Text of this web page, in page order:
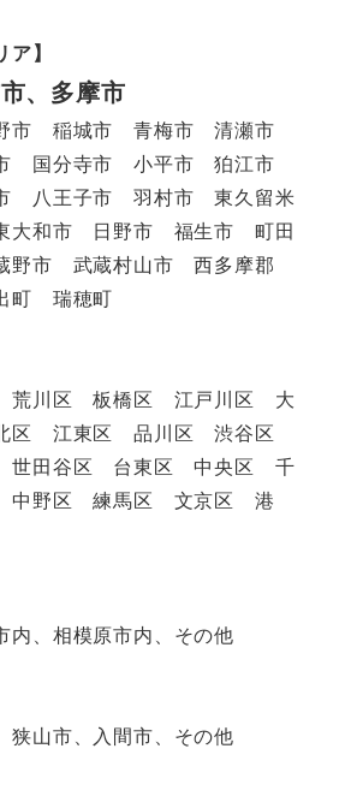
ア】
、多摩市
市 稲城市 青梅市 清瀬市
国分寺市 小平市 狛江市
八王子市 羽村市 東久留米
和市 日野市 福生市 町田
市 武蔵村山市 西多摩郡
町 瑞穂町
荒川区 板橋区 江戸川区 大
区 江東区 品川区 渋谷区
世田谷区 台東区 中央区 千
中野区 練馬区 文京区 港
内、相模原市内、その他
狭山市、入間市、その他